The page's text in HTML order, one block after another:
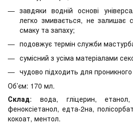
завдяки водній основі
легко змивається, не залишає
смаку та запаху;
подовжує термін служби
сумісний з усіма матеріалами
чудово підходить для
Об’єм: 170 мл.
Склад: вода, гліцерин, етанол,
феноксіетанол, едта-2на,
кокоат, ментол.